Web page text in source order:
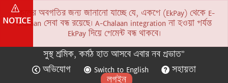
NOTICE
সকলের অবগতির জন্য জানানো যাচ্ছে যে, একপে (EkPay) থেকে E-
Chalaan সেবা বন্ধ রয়েছে। A-Chalaan integration না হওয়া পর্যন্ত
EkPay দিয়ে পেমেন্ট বন্ধ থাকবে।
সুস্থ শ্রমিক, কর্মঠ হাত আসবে এবার নব প্রভাত”
অভিযোগ
Switch to English
সহায়তা
লগইন